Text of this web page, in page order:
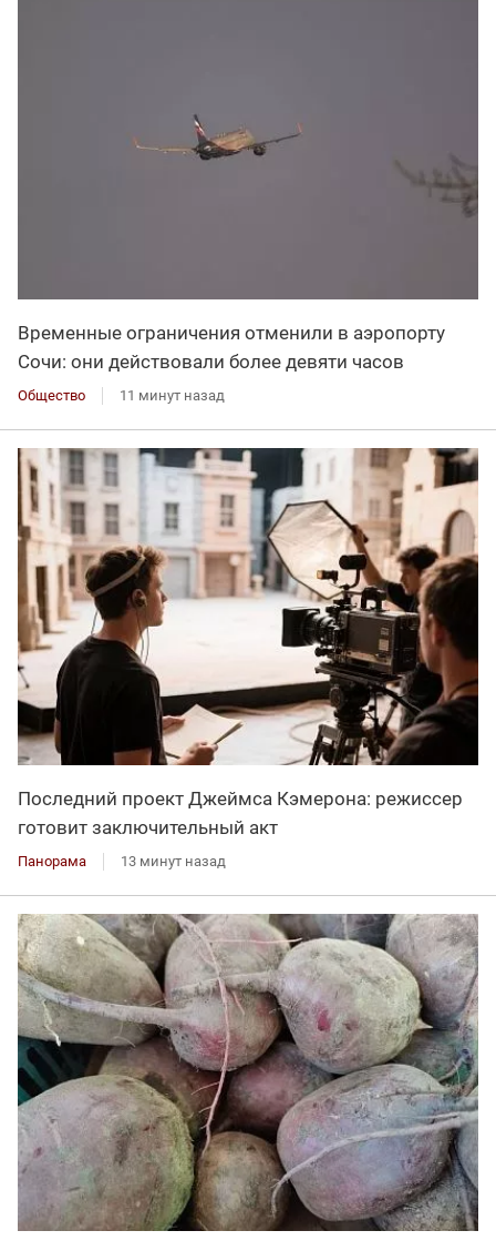
Временные ограничения отменили в аэропорту
Сочи: они действовали более девяти часов
Общество 11 минут назад
Последний проект Джеймса Кэмерона: режиссер
готовит заключительный акт
Панорама 13 минут назад